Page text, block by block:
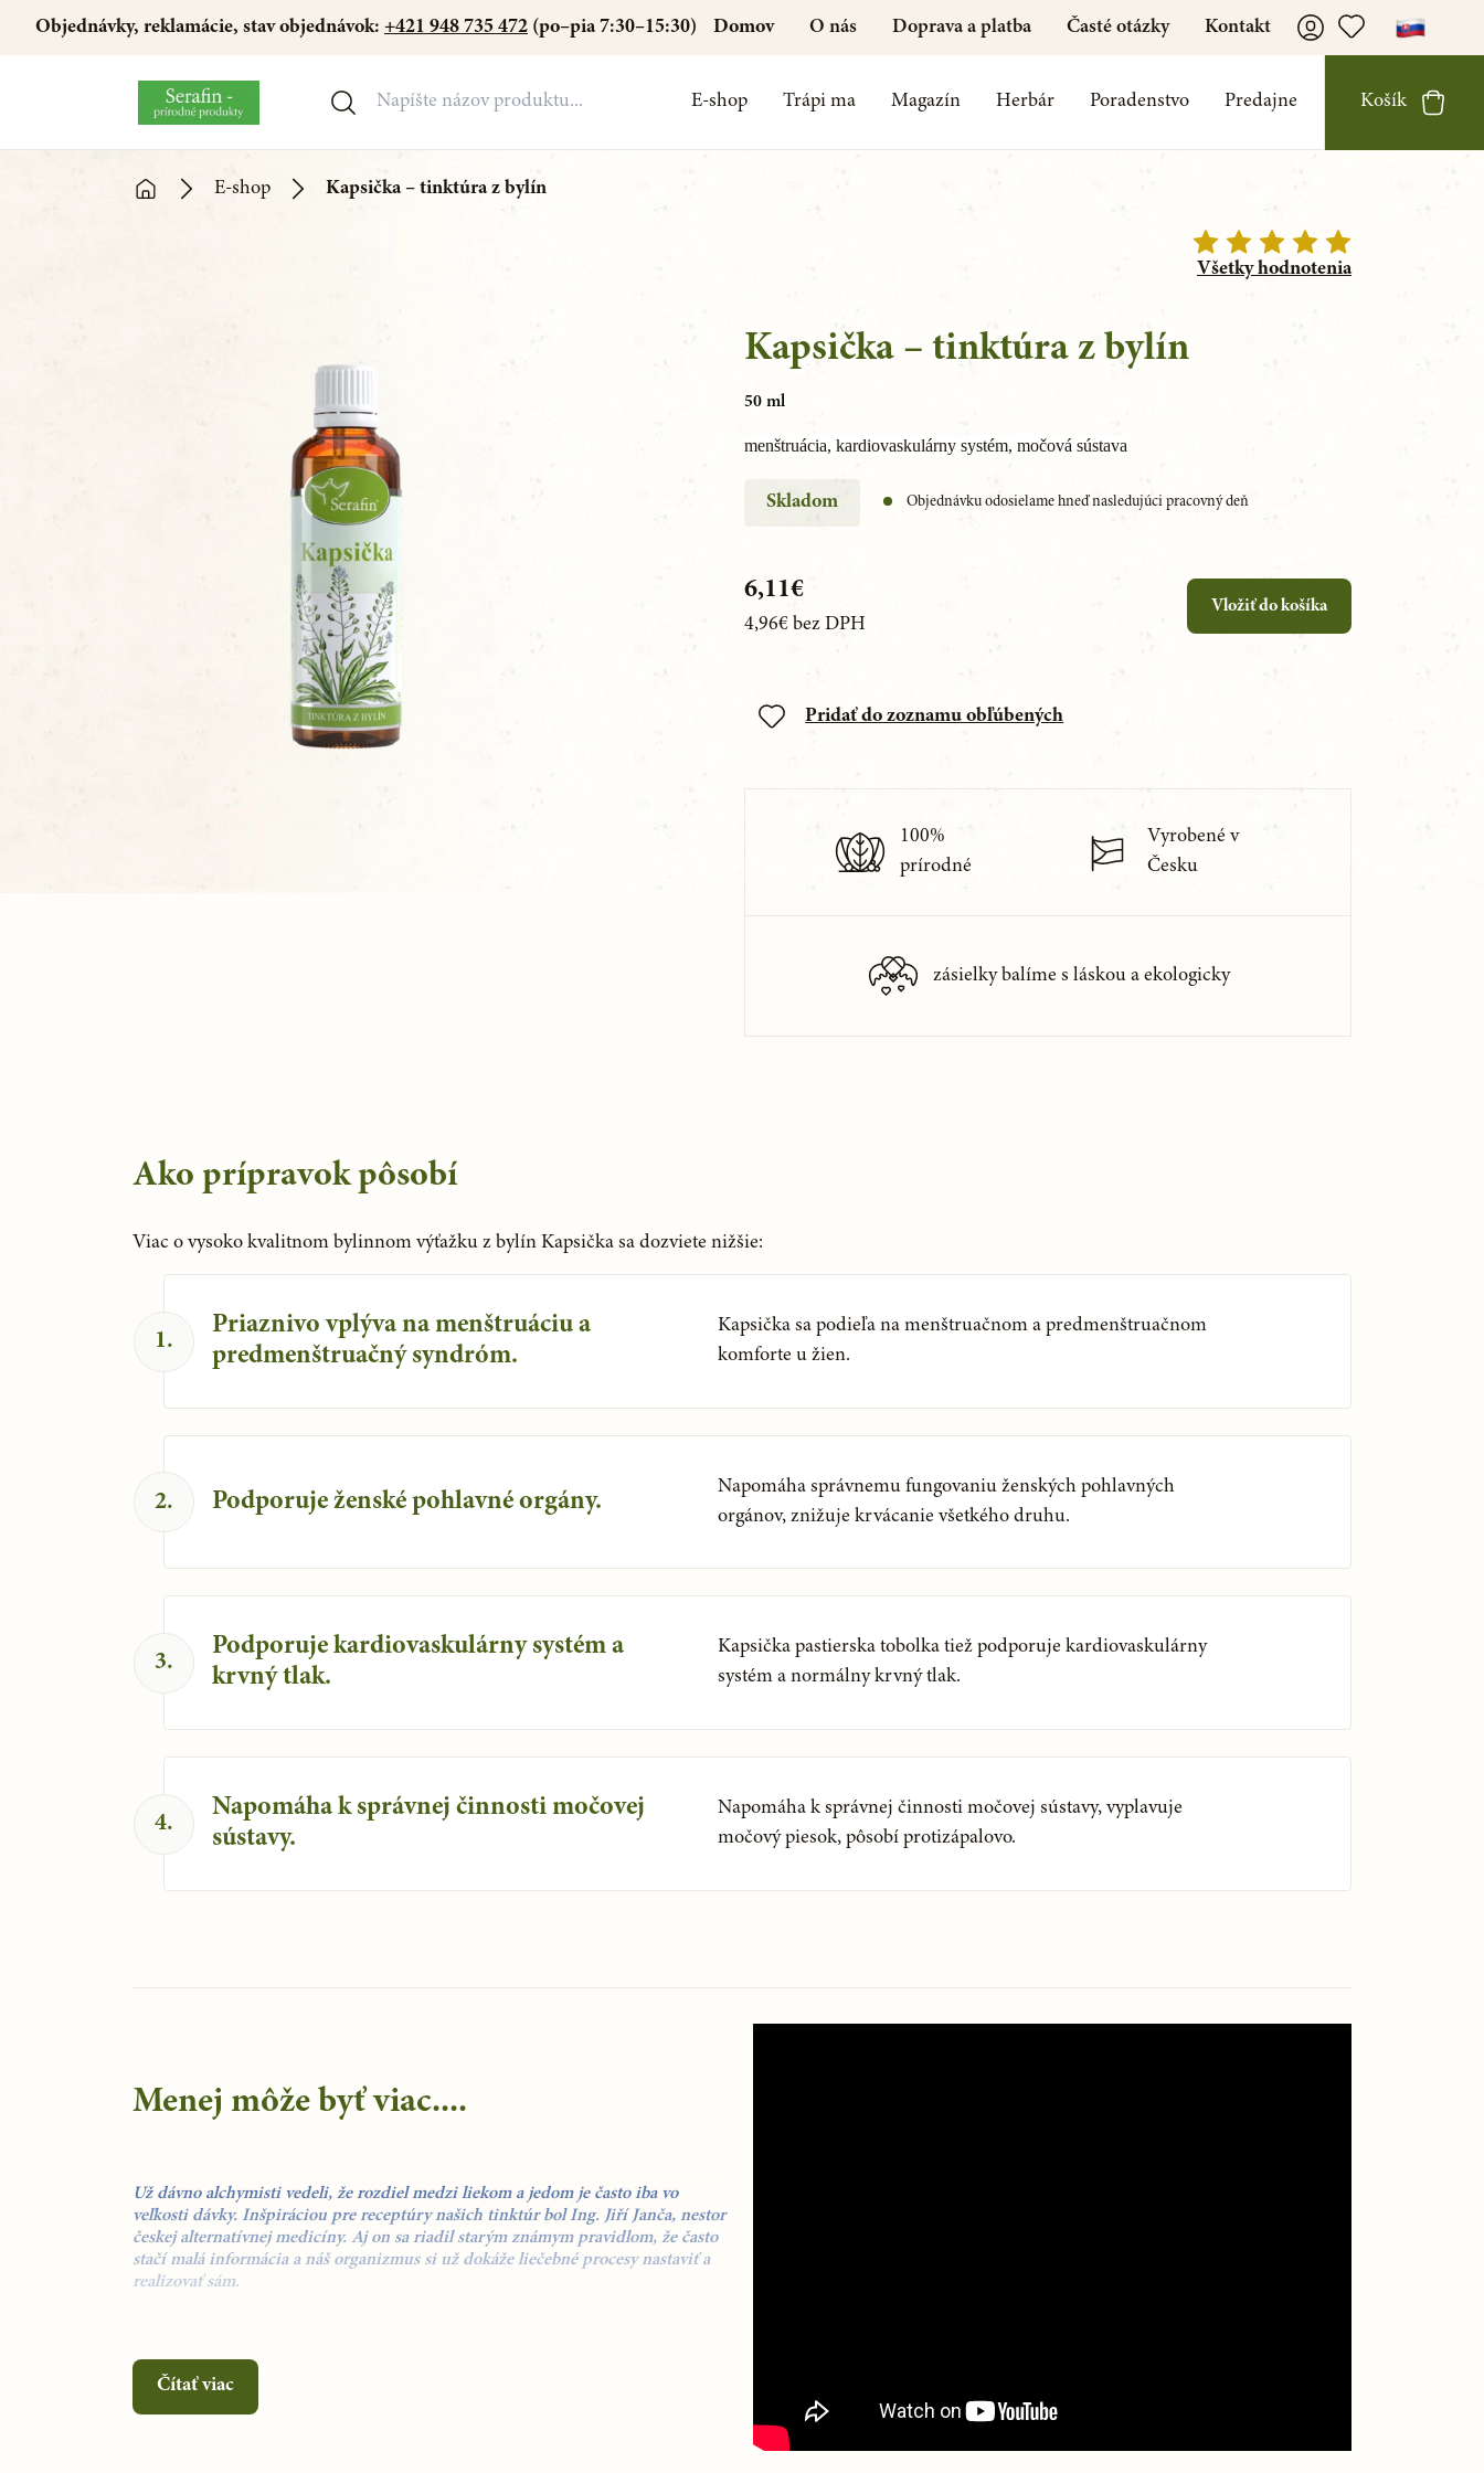
Objednávky, reklamácie, stav objednávok: +421 948 735 472 (po–pia 7:30–15:30) Domov O nás Doprava a platba Časté otázky Kontakt
E-shop Trápi ma Magazín Herbár Poradenstvo Predajne Košík
E-shop Kapsička – tinktúra z bylín
Všetky hodnotenia
Kapsička – tinktúra z bylín
50 ml
menštruácia, kardiovaskulárny systém, močová sústava
Skladom Objednávku odosielame hneď nasledujúci pracovný deň
6,11€
4,96€ bez DPH
Vložiť do košíka
Pridať do zoznamu obľúbených
100%
prírodné
Vyrobené v
Česku
zásielky balíme s láskou a ekologicky
Ako prípravok pôsobí
Viac o vysoko kvalitnom bylinnom výťažku z bylín Kapsička sa dozviete nižšie:
1.
Priaznivo vplýva na menštruáciu a
predmenštruačný syndróm.
Kapsička sa podieľa na menštruačnom a predmenštruačnom
komforte u žien.
2. Podporuje ženské pohlavné orgány.
Napomáha správnemu fungovaniu ženských pohlavných
orgánov, znižuje krvácanie všetkého druhu.
3.
Podporuje kardiovaskulárny systém a
krvný tlak.
Kapsička pastierska tobolka tiež podporuje kardiovaskulárny
systém a normálny krvný tlak.
4.
Napomáha k správnej činnosti močovej
sústavy.
Napomáha k správnej činnosti močovej sústavy, vyplavuje
močový piesok, pôsobí protizápalovo.
Menej môže byť viac....
Už dávno alchymisti vedeli, že rozdiel medzi liekom a jedom je často iba vo
veľkosti dávky. Inšpiráciou pre receptúry našich tinktúr bol Ing. Jiří Janča, nestor
českej alternatívnej medicíny. Aj on sa riadil starým známym pravidlom, že často
stačí malá informácia a náš organizmus si už dokáže liečebné procesy nastaviť a
realizovať sám.
výroby, aj keď nejde o klasické homeopatiká.
Čítať viac